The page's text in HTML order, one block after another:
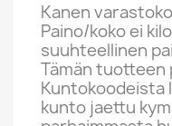
Kanen
Paino/koko ei
suuhteellinen
Tämän tuotteen
Kuntokoodeista
kunto jaettu